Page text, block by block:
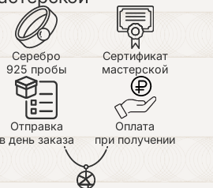
Серебро
925 пробы
Сертификат
мастерской
Отправка
день заказа
Оплата
при получении